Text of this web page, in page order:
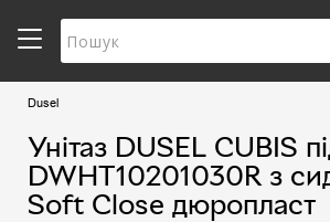
Dusel
Унітаз DUSEL CUBIS
DWHT10201030R з
Soft Close дюропласт